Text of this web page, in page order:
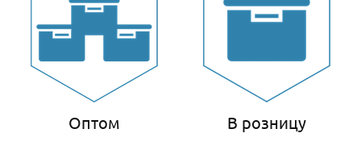
Оптом В розницу